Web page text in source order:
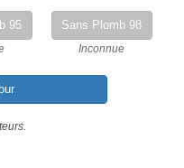
95 Sans Plomb 98
Inconnue